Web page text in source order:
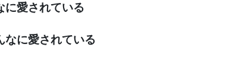
に愛されている
なに愛されている